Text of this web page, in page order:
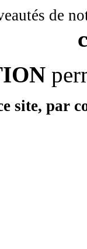
de
site, par